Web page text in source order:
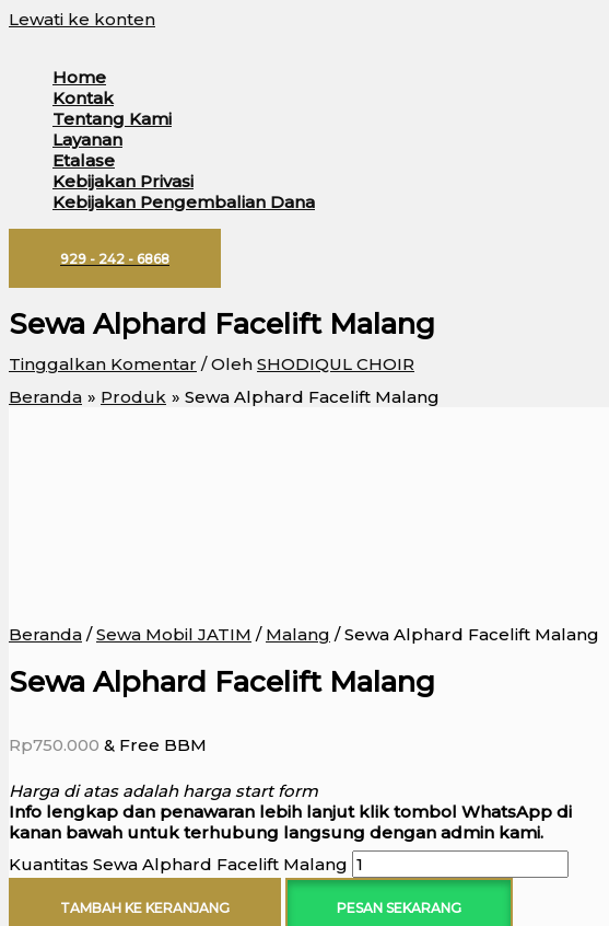
Lewati ke konten
Home
Kontak
Tentang Kami
Layanan
Etalase
Kebijakan Privasi
Kebijakan Pengembalian Dana
929 - 242 - 6868
Sewa Alphard Facelift Malang
Tinggalkan Komentar / Oleh SHODIQUL CHOIR
Beranda
Produk Sewa Alphard Facelift Malang
Beranda /Sewa Mobil JATIM / Malang / Sewa Alphard Facelift Malang
Sewa Alphard Facelift Malang
Rp750.000 & Free BBM
Harga di atas adalah harga start form
Info lengkap dan penawaran lebih lanjut klik tombol WhatsApp di
kanan bawah untuk terhubung langsung dengan admin kami.
Kuantitas Sewa Alphard Facelift Malang
TAMBAH KE KERANJANG PESAN SEKARANG